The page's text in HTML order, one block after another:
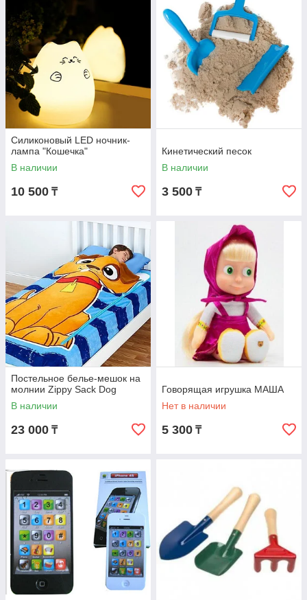
Силиконовый LED ночник-
лампа "Кошечка"
В наличии
10 500 ₸
Кинетический песок
В наличии
3 500 ₸
Постельное белье-мешок на
молнии Zippy Sack Dog
В наличии
23 000 ₸
Говорящая игрушка МАША
Нет в наличии
5 300 ₸